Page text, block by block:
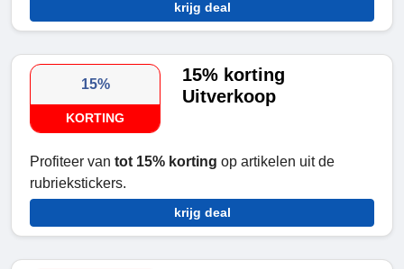
krijg deal
15%
KORTING
15% korting
Uitverkoop
Profiteer van tot 15% korting op artikelen uit de
rubriekstickers.
krijg deal